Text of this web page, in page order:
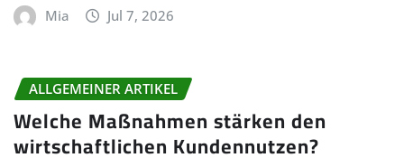
Mia Jul 7, 2026
ALLGEMEINER ARTIKEL
Welche Maßnahmen stärken den
wirtschaftlichen Kundennutzen?